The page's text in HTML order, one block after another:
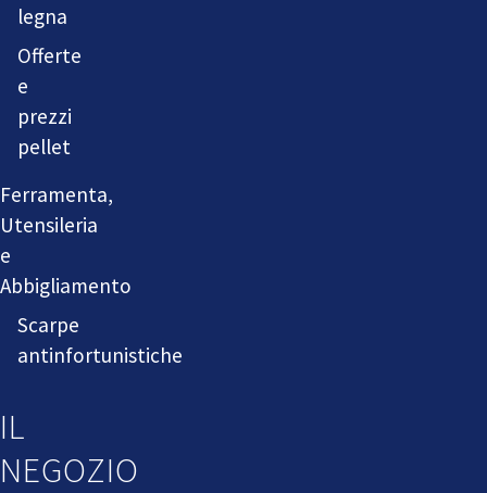
legna
Offerte
e
prezzi
pellet
Ferramenta,
Utensileria
e
Abbigliamento
Scarpe
antinfortunistiche
IL
NEGOZIO